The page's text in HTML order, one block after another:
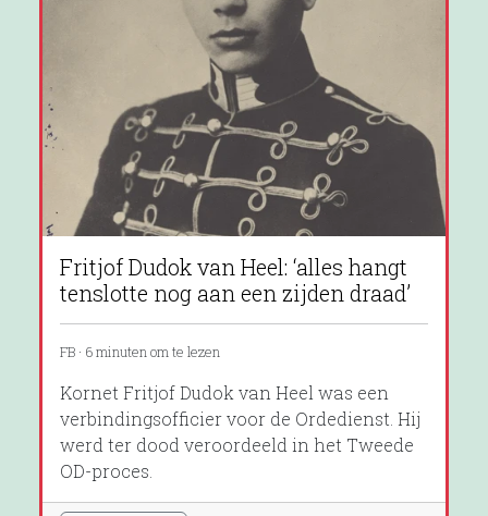
Fritjof Dudok van Heel: ‘alles hangt
tenslotte nog aan een zijden draad’
FB · 6 minuten om te lezen
Kornet Fritjof Dudok van Heel was een
verbindingsofficier voor de Ordedienst. Hij
werd ter dood veroordeeld in het Tweede
OD-proces.